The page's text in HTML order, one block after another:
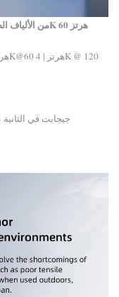
الإصدار 2.1 كابل HDMI من الألياف الضوئية 8K 60 هرتز
£ 48 جيجابت في